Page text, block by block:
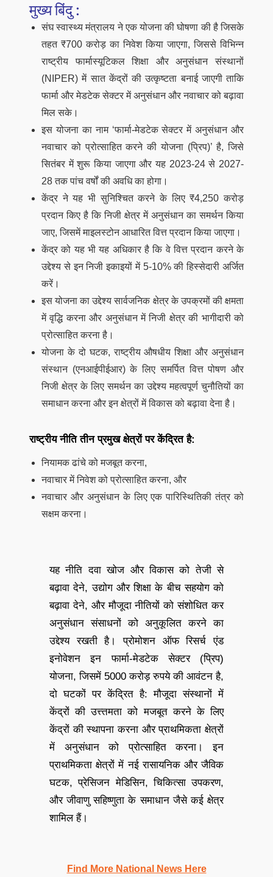
मुख्य बिंदु :
संघ स्वास्थ्य मंत्रालय ने एक योजना की घोषणा की है जिसके
तहत ₹700 करोड़ का निवेश किया जाएगा, जिससे विभिन्न
राष्ट्रीय फार्मास्यूटिकल शिक्षा और अनुसंधान संस्थानों
(NIPER) में सात केंद्रों की उत्कृष्टता बनाई जाएगी ताकि
फार्मा और मेडटेक सेक्टर में अनुसंधान और नवाचार को बढ़ावा
मिल सके।
इस योजना का नाम ‘फार्मा-मेडटेक सेक्टर में अनुसंधान और
नवाचार को प्रोत्साहित करने की योजना (प्रिप)’ है, जिसे
सितंबर में शुरू किया जाएगा और यह 2023-24 से 2027-
28 तक पांच वर्षों की अवधि का होगा।
केंद्र ने यह भी सुनिश्चित करने के लिए ₹4,250 करोड़
प्रदान किए है कि निजी क्षेत्र में अनुसंधान का समर्थन किया
जाए, जिसमें माइलस्टोन आधारित वित्त प्रदान किया जाएगा।
केंद्र को यह भी यह अधिकार है कि वे वित्त प्रदान करने के
उद्देश्य से इन निजी इकाइयों में 5-10% की हिस्सेदारी अर्जित
करें।
इस योजना का उद्देश्य सार्वजनिक क्षेत्र के उपक्रमों की क्षमता
में वृद्धि करना और अनुसंधान में निजी क्षेत्र की भागीदारी को
प्रोत्साहित करना है।
योजना के दो घटक, राष्ट्रीय औषधीय शिक्षा और अनुसंधान
संस्थान (एनआईपीईआर) के लिए समर्पित वित्त पोषण और
निजी क्षेत्र के लिए समर्थन का उद्देश्य महत्वपूर्ण चुनौतियों का
समाधान करना और इन क्षेत्रों में विकास को बढ़ावा देना है।
राष्ट्रीय नीति तीन प्रमुख क्षेत्रों पर केंद्रित है:
नियामक ढांचे को मजबूत करना,
नवाचार में निवेश को प्रोत्साहित करना, और
नवाचार और अनुसंधान के लिए एक पारिस्थितिकी तंत्र को
सक्षम करना।
यह नीति दवा खोज और विकास को तेजी से
बढ़ावा देने, उद्योग और शिक्षा के बीच सहयोग को
बढ़ावा देने, और मौजूदा नीतियों को संशोधित कर
अनुसंधान संसाधनों को अनुकूलित करने का
उद्देश्य रखती है। प्रोमोशन ऑफ रिसर्च एंड
इनोवेशन इन फार्मा-मेडटेक सेक्टर (प्रिप)
योजना, जिसमें 5000 करोड़ रुपये की आवंटन है,
दो घटकों पर केंद्रित है: मौजूदा संस्थानों में
केंद्रों की उत्त्तमता को मजबूत करने के लिए
केंद्रों की स्थापना करना और प्राथमिकता क्षेत्रों
में अनुसंधान को प्रोत्साहित करना। इन
प्राथमिकता क्षेत्रों में नई रासायनिक और जैविक
घटक, प्रेसिजन मेडिसिन, चिकित्सा उपकरण,
और जीवाणु सहिष्णुता के समाधान जैसे कई क्षेत्र
शामिल हैं।
Find More National News Here